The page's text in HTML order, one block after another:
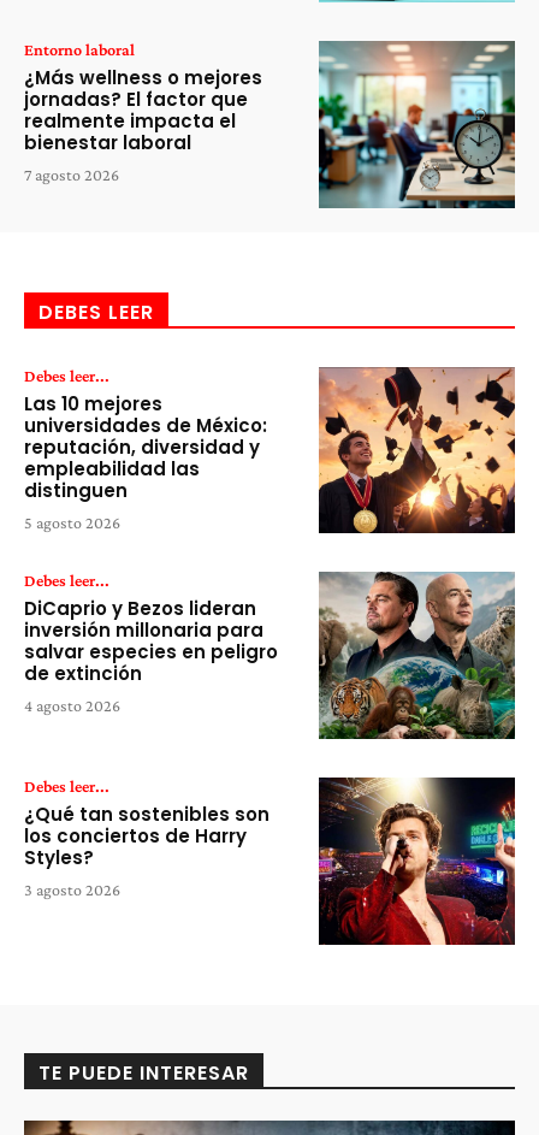
Entorno laboral
¿Más wellness o mejores
jornadas? El factor que
realmente impacta el
bienestar laboral
7 agosto 2026
DEBES LEER
Debes leer...
Las 10 mejores
universidades de México:
reputación, diversidad y
empleabilidad las
distinguen
5 agosto 2026
Debes leer...
DiCaprio y Bezos lideran
inversión millonaria para
salvar especies en peligro
de extinción
4 agosto 2026
Debes leer...
¿Qué tan sostenibles son
los conciertos de Harry
Styles?
3 agosto 2026
TE PUEDE INTERESAR